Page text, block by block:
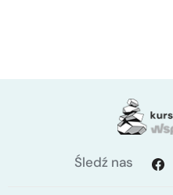
Śledź nas